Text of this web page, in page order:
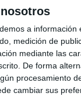
a
medición de
mediante las
De forma
procesamiento
cambiar sus
Aviso
2026Compás